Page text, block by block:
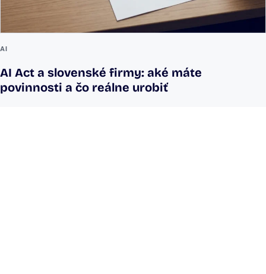
AI
AI Act a slovenské firmy: aké máte
povinnosti a čo reálne urobiť